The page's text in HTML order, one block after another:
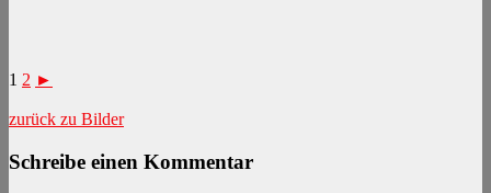
1 2 ►
zurück zu Bilder
Schreibe einen Kommentar